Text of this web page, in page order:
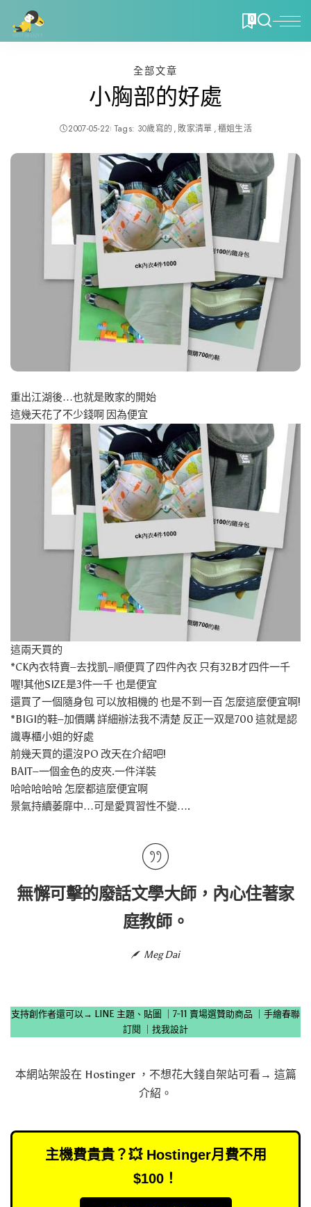
0
全部文章
小胸部的好處
2007-05-22 Tags: 30歲寫的 敗家清單 櫃姐生活
重出江湖後…也就是敗家的開始
這幾天花了不少錢啊 因為便宜
這兩天買的
*CK內衣特賣–去找凱–順便買了四件內衣 只有32B才四件一千
喔!其他SIZE是3件一千 也是便宜
還買了一個隨身包 可以放相機的 也是不到一百 怎麼這麼便宜啊!
*BIGI的鞋–加價購 詳細辦法我不清楚 反正一双是700 這就是認
識專櫃小姐的好處
前幾天買的還沒PO 改天在介紹吧!
BAIT–一個金色的皮夾.一件洋裝
哈哈哈哈哈 怎麼都這麼便宜啊
景氣持續萎靡中…可是愛買習性不變….
無懈可擊的廢話文學大師，內心住著家
庭教師。
Meg Dai
支持創作者還可以→ LINE 主題、貼圖 7-11 賣場選贊助商品
手繪春聯
訂閱
找我設計
本網站架設在 Hostinger，不想花大錢自架站可看→ 這篇
介紹 。
主機費貴貴？💥 Hostinger月費不用
$100！